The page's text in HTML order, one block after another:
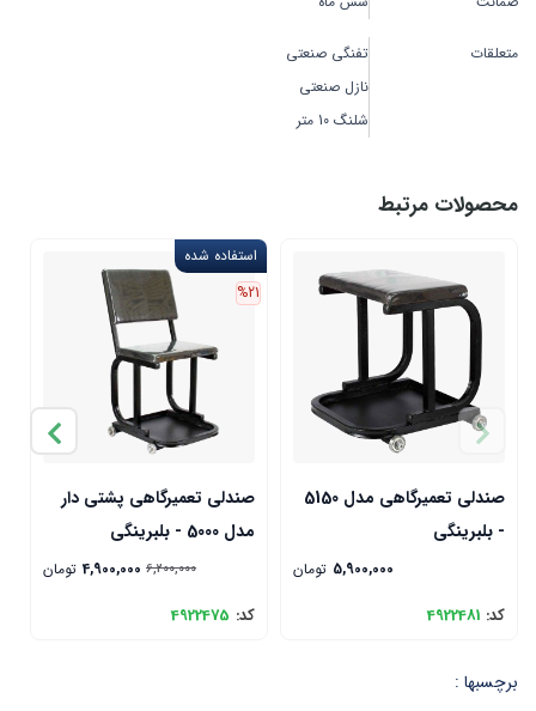
متعلقات
تفنگی صنعتی
نازل صنعتی
شلنگ 10 متر
محصولات مرتبط
صندلی تعمیرگاهی مدل 5150
- بلبرینگی
5,900,000 تومان
کد: 4922481
استفاده شده
صندلی تعمیرگاهی پشتی دار
مدل 5000 - بلبرینگی
%21
6,200,000
4,900,000 تومان
کد: 4922475
برچسبها :